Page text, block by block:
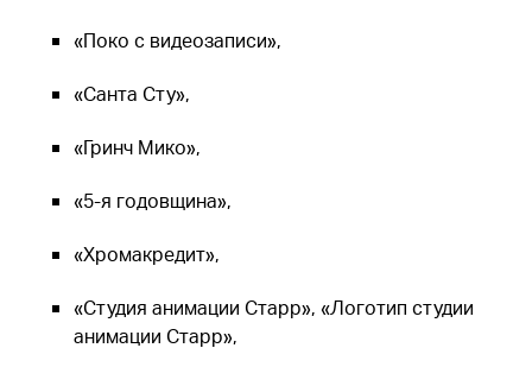
«Поко с видеозаписи»,
«Санта Сту»,
«Гринч Мико»,
«5-я годовщина»,
«Хромакредит»,
«Студия анимации Старр», «Логотип студии
анимации Старр»,